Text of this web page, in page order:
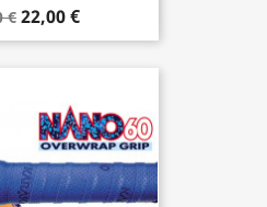
€ 22,00 €